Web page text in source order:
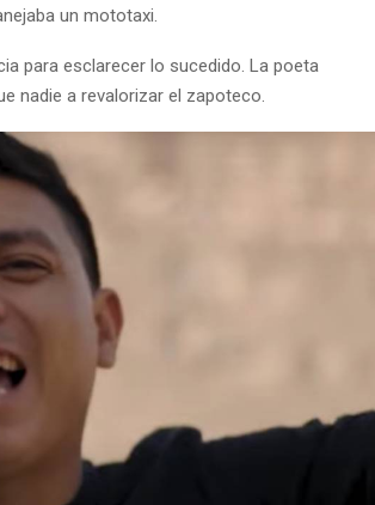
un mototaxi.
para esclarecer lo sucedido. La poeta
nadie a revalorizar el zapoteco.